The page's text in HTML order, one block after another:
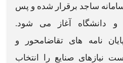
ساجد برقرار شده و پس
و دانشگاه آغاز می شود.
نامه های تقاضامحور و
نیازهای صنایع را انتخاب